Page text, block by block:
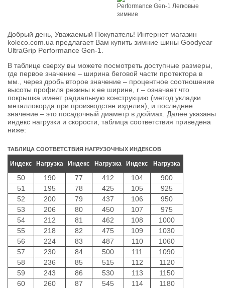
Добрый день, Уважаемый Покупатель! Интернет магазин
koleco.com.ua предлагает Вам купить зимние шины Goodyear
UltraGrip Performance Gen-1.
В таблице сверху вы можете посмотреть доступные размеры,
где первое значение – ширина беговой части протектора в
мм., через дробь второе значение – процентное соотношение
высоты профиля резины к ее ширине, r – означает что
покрышка имеет радиальную конструкцию (метод укладки
металлокорда при производстве изделия), и последнее
значение – это посадочный диаметр в дюймах. Далее указаны
индекс нагрузки и скорости, таблица соответствия приведена
ниже:
ТАБЛИЦА СООТВЕТСТВИЯ НАГРУЗОЧНЫХ ИНДЕКСОВ
Индекс Нагрузка Индекс Нагрузка Индекс Нагрузка
50 190 77 412 104
900
51
195 78 425 105
925
52
200 79 437 106
950
53
206 80 450 107
975
54
212 81 462 108
1000
55
218 82 475 109
1030
56
224 83 487 110
1060
57
230 84 500 111
1090
58
236 85 515 112
1120
59
243 86 530 113
1150
60
260 87 545 114
1180